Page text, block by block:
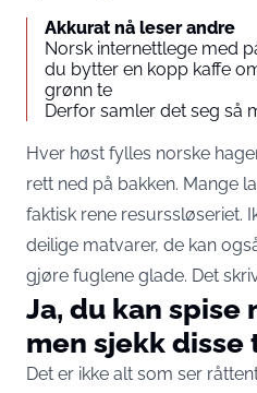
Akkurat nå leser andre
Norsk internettlege med
du bytter en kopp kaffe
grønn te
Derfor samler det seg så
Hver høst fylles norske
rett ned på bakken. Mange
faktisk rene resurssløseriet.
deilige matvarer, de kan
gjøre fuglene glade. Det
Ja, du kan
men sjekk
Det er ikke alt som ser